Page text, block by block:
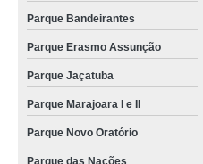
Parque Bandeirantes
Parque Erasmo Assunção
Parque Jaçatuba
Parque Marajoara I e II
Parque Novo Oratório
Parque das Nações